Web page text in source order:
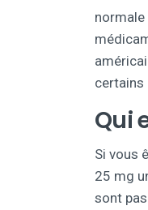
normale
certains
Qui
Si vous
25 mg
sont